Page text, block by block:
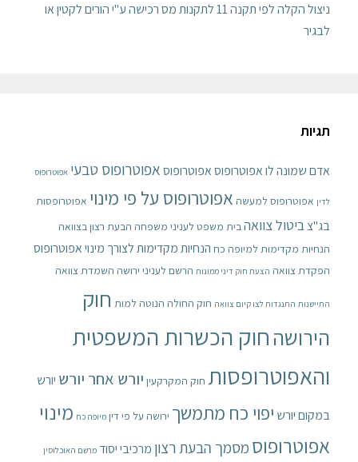
ניצול הקלה לפי תקנה 11 לתקנות מס רכישה ע"י הורים לקטין או
לבגיר
תגיות
אדם שמונה לו אפוטרופוסאפוטרופוסאפוטרופוס טבעי אפוטרופוס
לדין אפוטרופוס למעשה אפוטרופוס על פי מינוי אפוטרופסות
בג"צביטול צוואהבית משפט לעניני משפחה הבעת רצון בצוואה
הנחיות מקדימות למיופה כח הנחיות מקדימות לצורך מינוי אפוטרופוס
הפקדת צוואה הצעת חוק דיני ממונות הרשם לעניני ירושה השמדת צוואה
התיישנות התנגדות לצו קיום צוואה חוק החולה הנוטה למות חוק
הירושהחוק הכשרות המשפטית
והאפוטרופסות חוק המקרקעין יורש אחר יורש יורש
במקום יורש יפוי כח מתמשך ירושה על פי דין מיופה כח מינוי
אפוטרופוס מסמך הבעת רצון מרכיבי יסוד מרשם האוכלוסין